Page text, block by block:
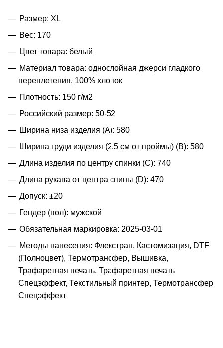
Размер: XL
Вес: 170
Цвет товара: белый
Материал товара: однослойная джерси гладкого
переплетения, 100% хлопок
Плотность: 150 г/м2
Российский размер: 50-52
Ширина низа изделия (A): 580
Ширина груди изделия (2,5 см от проймы) (B): 580
Длина изделия по центру спинки (C): 740
Длина рукава от центра спины (D): 470
Допуск: ±20
Гендер (пол): мужской
Обязательная маркировка: 2025-03-01
Методы нанесения: Флекстран, Кастомизация, DTF
(Полноцвет), Термотрансфер, Вышивка,
Трафаретная печать, Трафаретная печать
Спецэффект, Текстильный принтер, Термотрансфер
Спецэффект